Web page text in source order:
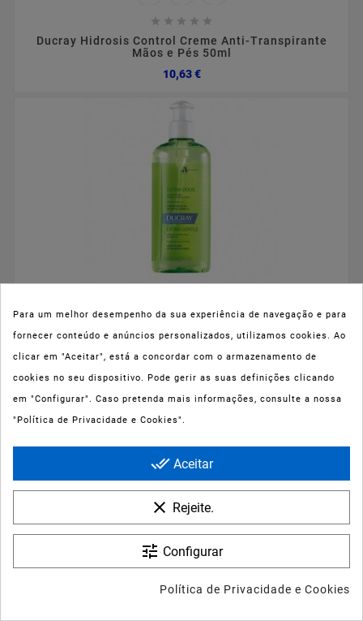
    
Ducray Hidrosis Control Creme Anti-Transpirante
Mãos e Pés 50ml
10,63 €Preço
  
  
Ducray Extra-Doux Shampoo Dermoprotetor 400ml
12,29 €
Para um melhor desempenho da sua experiência de navegação e para
fornecer conteúdo e anúncios personalizados, utilizamos cookies. Ao
clicar em "Aceitar", está a concordar com o armazenamento de
cookies no seu dispositivo. Pode gerir as suas definições clicando
em "Configurar". Caso pretenda mais informações, consulte a nossa
"Política de Privacidade e Cookies".
done_all Aceitar
clear Rejeite.
tune Configurar
Política de Privacidade e Cookies